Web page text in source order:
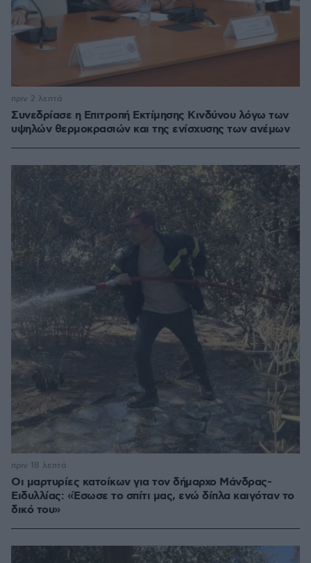
Συνεδρίασε η Επιτροπή Εκτίμησης Κινδύνου λόγω των
υψηλών θερμοκρασιών και της ενίσχυσης των ανέμων
πριν 2 λεπτά
Οι μαρτυρίες κατοίκων για τον δήμαρχο Μάνδρας-
Ειδυλλίας: «Έσωσε το σπίτι μας, ενώ δίπλα καιγόταν το
δικό του»
πριν 18 λεπτά